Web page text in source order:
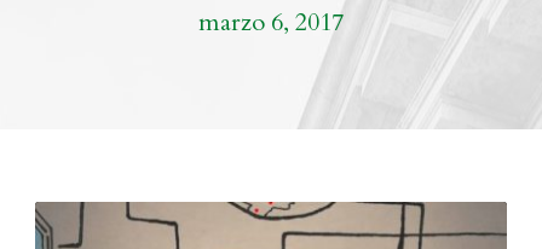
marzo 6, 2017